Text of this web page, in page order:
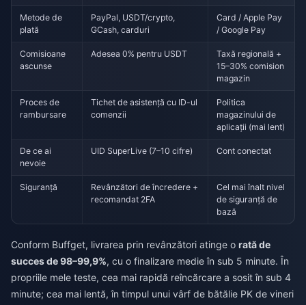
Metode de
plată
PayPal, USDT/crypto,
GCash, carduri
Card / Apple Pay
/ Google Pay
Comisioane
ascunse
Adesea 0% pentru USDT
Taxă regională +
15–30% comision
magazin
Proces de
rambursare
Tichet de asistență cu ID-ul
comenzii
Politica
magazinului de
aplicații (mai lent)
De ce ai
nevoie
UID SuperLive (7–10 cifre) Cont conectat
Siguranță
Revânzători de încredere +
recomandat 2FA
Cel mai înalt nivel
de siguranță de
bază
Conform Buffget, livrarea prin revânzători atinge o rată de
succes de 98–99,9%, cu o finalizare medie în sub 5 minute. În
propriile mele teste, cea mai rapidă reîncărcare a sosit în sub 4
minute; cea mai lentă, în timpul unui vârf de bătălie PK de vineri